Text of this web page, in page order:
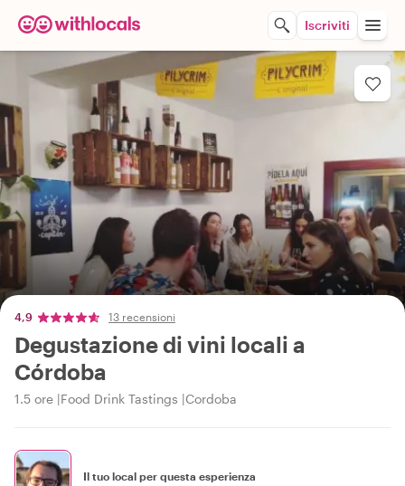
Iscriviti
4,9 13 recensioni
Degustazione di vini locali a
Córdoba
1.5 ore Food Drink Tastings Cordoba
Il tuo local per questa esperienza